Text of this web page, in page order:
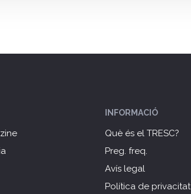
INFORMACIÓ
Què és el TRESC?
Preg. freq.
Avís legal
Política de privacitat